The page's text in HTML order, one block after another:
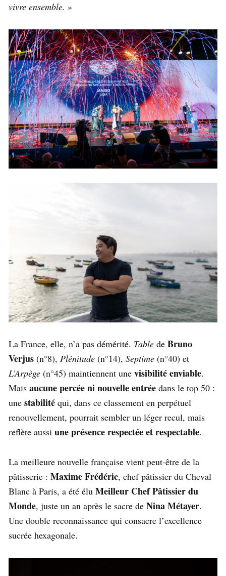
vivre ensemble. »
La France, elle, n’a pas démérité. Table de Bruno
Verjus (n°8), Plénitude (n°14), Septime (n°40) et
L’Arpège (n°45) maintiennent une visibilité enviable.
Mais aucune percée ni nouvelle entrée dans le top 50 :
une stabilité qui, dans ce classement en perpétuel
renouvellement, pourrait sembler un léger recul, mais
reflète aussi une présence respectée et respectable.
La meilleure nouvelle française vient peut-être de la
pâtisserie : Maxime Frédéric, chef pâtissier du Cheval
Blanc à Paris, a été élu Meilleur Chef Pâtissier du
Monde, juste un an après le sacre de Nina Métayer.
Une double reconnaissance qui consacre l’excellence
sucrée hexagonale.